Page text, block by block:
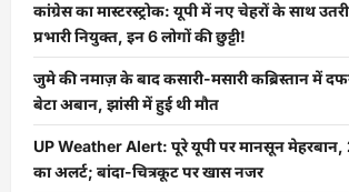
कांग्रेस का मास्टरस्ट्रोक: यूपी में नए चेहरों के साथ
प्रभारी नियुक्त, इन 6 लोगों की छुट्टी!
जुमे की नमाज़ के बाद कसारी-मसारी कब्रिस्तान में
बेटा अबान, झांसी में हुई थी मौत
UP Weather Alert: पूरे यूपी पर मानसून मेहरबान,
का अलर्ट; बांदा-चित्रकूट पर खास नजर